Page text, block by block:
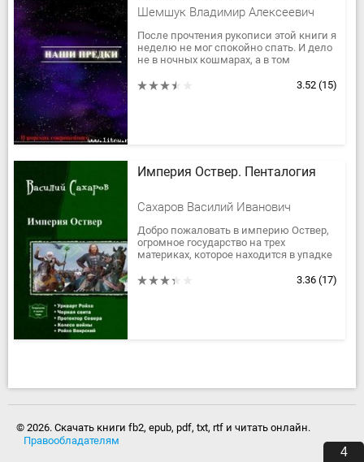
4
Шемшук Владимир Алексеевич
После прочтения рукописи этой книги я
неделю не мог спокойно спать. И дело
не в ночных кошмарах, а в том
буквально с первых глав этого... 3.52 (15)
Империя Оствер. Пенталогия
Сахаров Василий Иванович
Добро пожаловать в империю Оствер,
огромное государство на трех
материках, которое находится в упадке
показаться вначале, а люди и... 3.36 (17)
© 2026. Скачать книги fb2, epub, pdf, txt, rtf и читать онлайн.
Правообладателям